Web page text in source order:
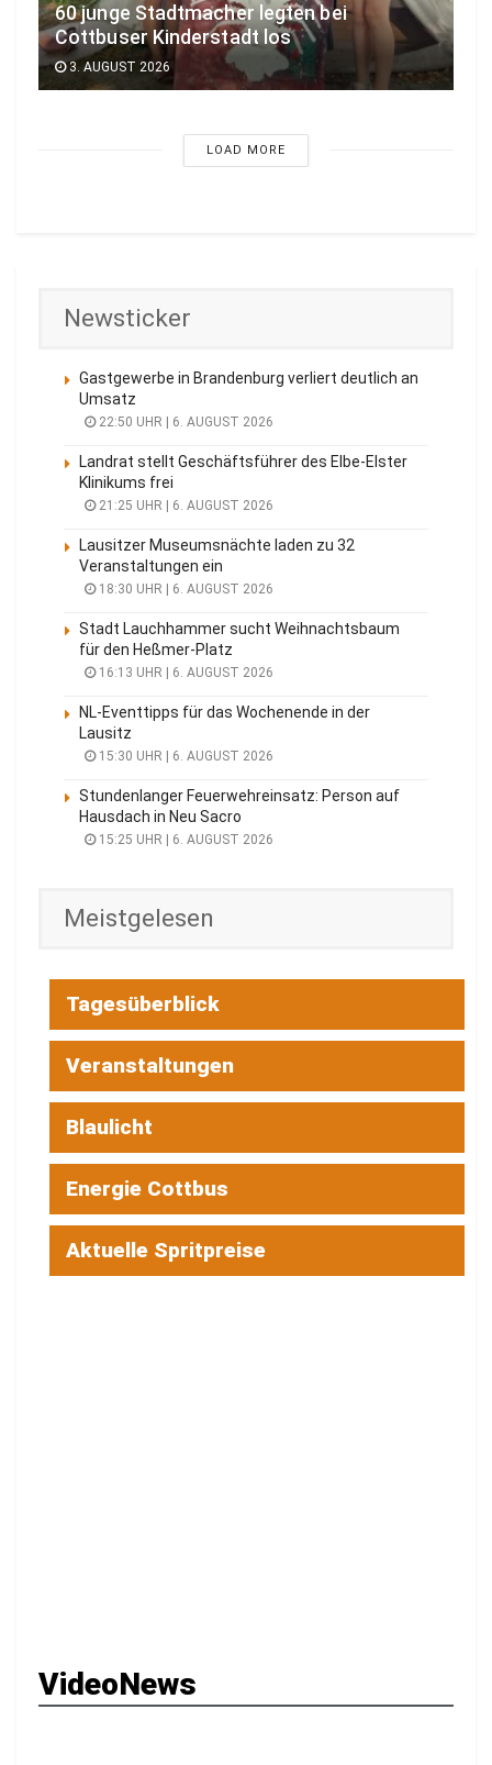
60 junge Stadtmacher legten bei
Cottbuser Kinderstadt los
3. AUGUST 2026
LOAD MORE
Newsticker
Gastgewerbe in Brandenburg verliert deutlich an
Umsatz
22:50 UHR | 6. AUGUST 2026
Landrat stellt Geschäftsführer des Elbe-Elster
Klinikums frei
21:25 UHR | 6. AUGUST 2026
Lausitzer Museumsnächte laden zu 32
Veranstaltungen ein
18:30 UHR | 6. AUGUST 2026
Stadt Lauchhammer sucht Weihnachtsbaum
für den Heßmer-Platz
16:13 UHR | 6. AUGUST 2026
NL-Eventtipps für das Wochenende in der
Lausitz
15:30 UHR | 6. AUGUST 2026
Stundenlanger Feuerwehreinsatz: Person auf
Hausdach in Neu Sacro
15:25 UHR | 6. AUGUST 2026
Meistgelesen
Tagesüberblick
Veranstaltungen
Blaulicht
Energie Cottbus
Aktuelle Spritpreise
VideoNews